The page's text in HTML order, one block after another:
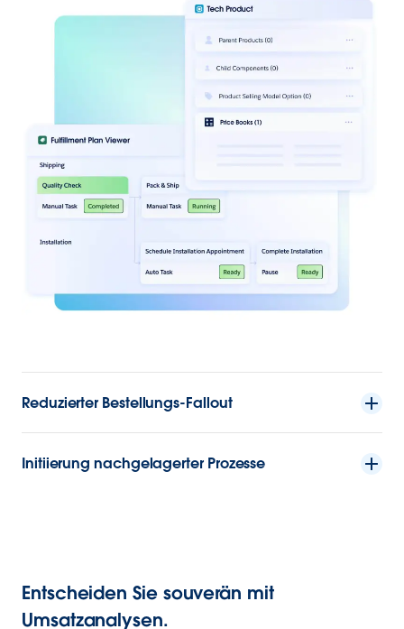
Reduzierter Bestellungs-Fallout
Initiierung nachgelagerter Prozesse
Entscheiden Sie souverän mit
Umsatzanalysen.